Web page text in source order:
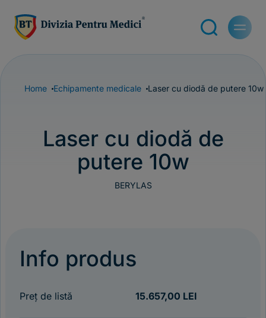
Home Echipamente medicale Laser cu diodă de putere 10w
Laser cu diodă de
putere 10w
BERYLAS
Info produs
Preț de listă 15.657,00 LEI